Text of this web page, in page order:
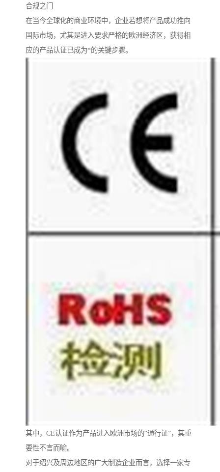
合规之门
在当今全球化的商业环境中，企业若想将产品成功推向
国际市场，尤其是进入要求严格的欧洲经济区，获得相
应的产品认证已成为*的关键步骤。
其中，CE认证作为产品进入欧洲市场的“通行证”，其重
要性不言而喻。
对于绍兴及周边地区的广大制造企业而言，选择一家专